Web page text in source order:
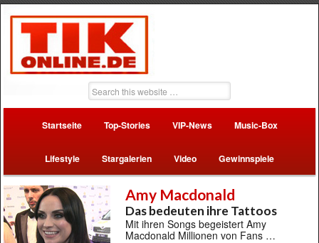
Startseite Top-Stories VIP-News Music-Box
Lifestyle Stargalerien Video Gewinnspiele
Amy Macdonald
Das bedeuten ihre Tattoos
Mit ihren Songs begeistert Amy
Macdonald Millionen von Fans …